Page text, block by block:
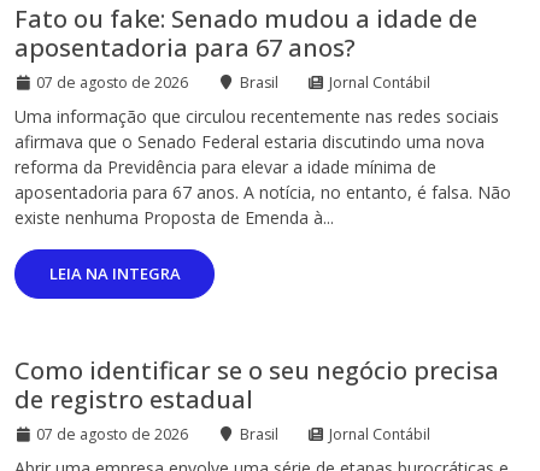
Fato ou fake: Senado mudou a idade de
aposentadoria para 67 anos?
07 de agosto de 2026 Brasil Jornal Contábil
Uma informação que circulou recentemente nas redes sociais
afirmava que o Senado Federal estaria discutindo uma nova
reforma da Previdência para elevar a idade mínima de
aposentadoria para 67 anos. A notícia, no entanto, é falsa. Não
existe nenhuma Proposta de Emenda à...
LEIA NA INTEGRA
Como identificar se o seu negócio precisa
de registro estadual
07 de agosto de 2026 Brasil Jornal Contábil